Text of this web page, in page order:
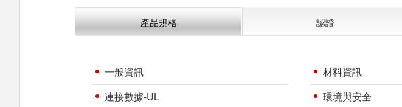
產品規格 認證
一般資訊 材料資訊
連接數據-UL
環境與安全